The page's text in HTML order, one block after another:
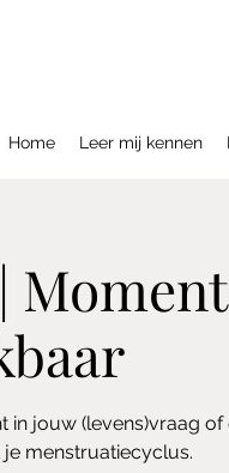
Home Leer mij kennen
in jouw (levens)vraag
menstruatiecyclus.